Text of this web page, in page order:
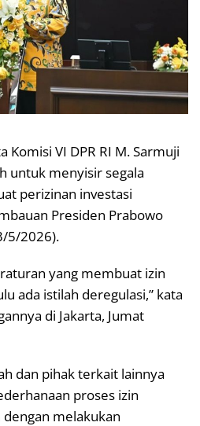
Komisi VI DPR RI M. Sarmuji
untuk menyisir segala
perizinan investasi
Presiden Prabowo
5/2026).
yang membuat izin
ada istilah deregulasi,” kata
di Jakarta, Jumat
dan pihak terkait lainnya
proses izin
dengan melakukan